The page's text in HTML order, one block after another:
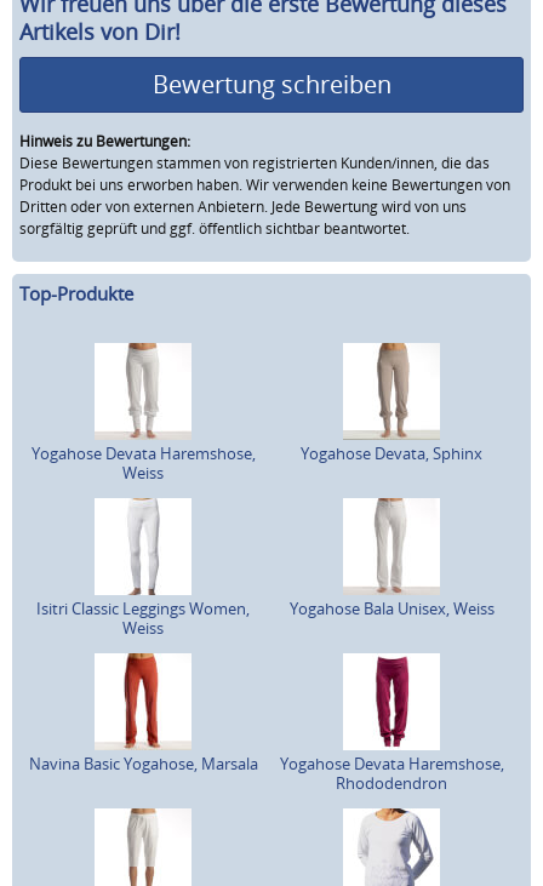
Artikels von Dir!
Bewertung schreiben
Hinweis zu Bewertungen:
Diese Bewertungen stammen von registrierten Kunden/innen, die das
Produkt bei uns erworben haben. Wir verwenden keine Bewertungen von
Dritten oder von externen Anbietern. Jede Bewertung wird von uns
sorgfältig geprüft und ggf. öffentlich sichtbar beantwortet.
Top-Produkte
Yogahose Devata Haremshose,
Weiss
Yogahose Devata, Sphinx
Isitri Classic Leggings Women,
Weiss
Yogahose Bala Unisex, Weiss
Navina Basic Yogahose, Marsala
Yogahose Devata Haremshose,
Rhododendron